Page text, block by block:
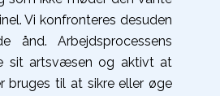
Vi konfronteres desuden
ånd. Arbejdsprocessens
sit artsvæsen og aktivt at
bruges til at sikre eller øge